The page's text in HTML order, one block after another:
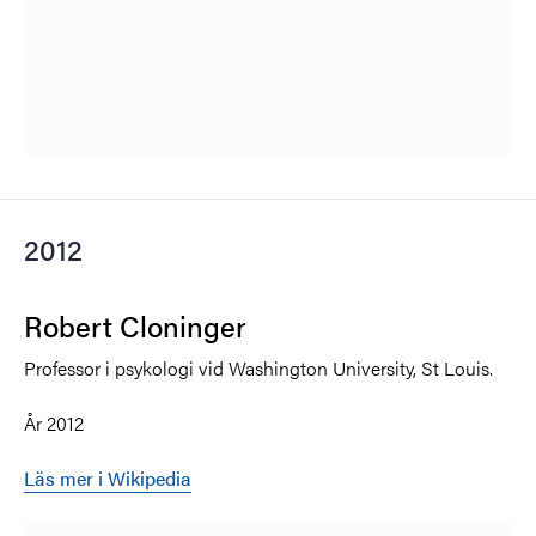
2012
Robert Cloninger
Professor i psykologi vid Washington University, St Louis.
År 2012
Läs mer i Wikipedia